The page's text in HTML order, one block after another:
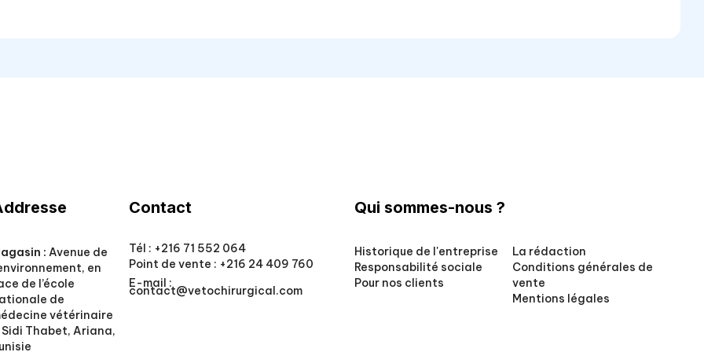
: Avenue de
en
de l’école
de
vétérinaire
Sidi Thabet, Ariana,
Contact
Tél : +216 71 552 064
Point de vente : +216 24 409 760
E-mail :
contact@vetochirurgical.com
Qui sommes-nous ?
Historique de l'entreprise
Responsabilité sociale
Pour nos clients
La rédaction
Conditions générales de
vente
Mentions légales